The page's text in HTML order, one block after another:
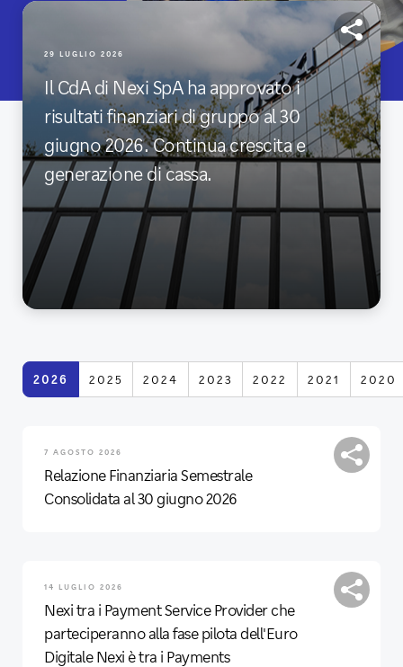
29 LUGLIO 2026
Il CdA di Nexi SpA ha approvato i
risultati finanziari di gruppo al 30
giugno 2026. Continua crescita e
generazione di cassa.
2026 2025 2024 2023 2022 2021 2020
7 AGOSTO 2026
Relazione Finanziaria Semestrale
Consolidata al 30 giugno 2026
14 LUGLIO 2026
Nexi tra i Payment Service Provider che
parteciperanno alla fase pilota dell'Euro
Digitale Nexi è tra i Payments